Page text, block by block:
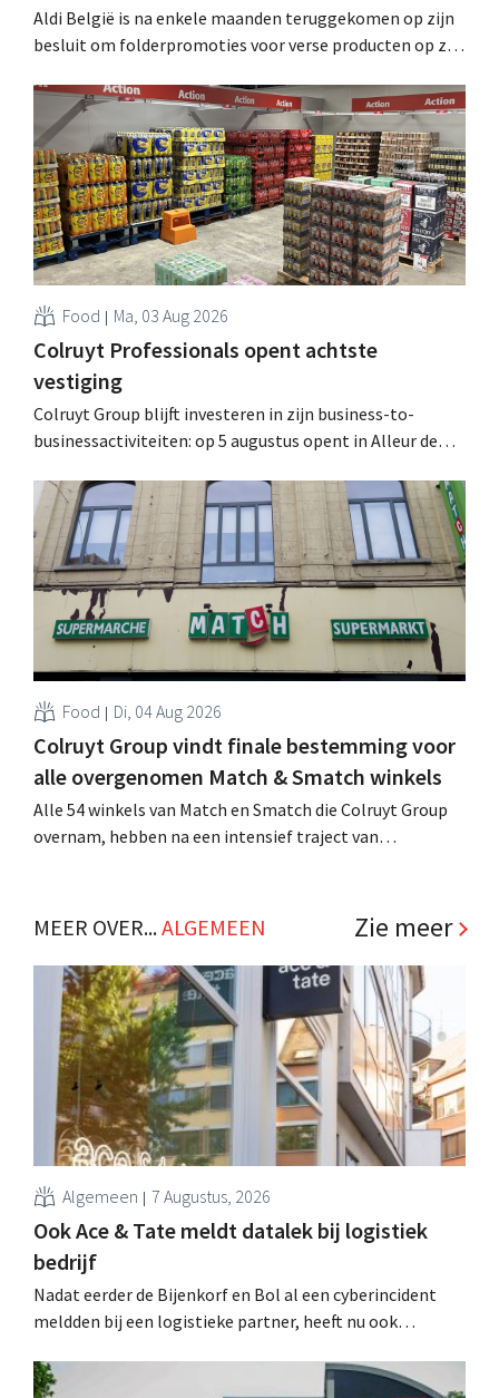
Aldi België is na enkele maanden teruggekomen op zijn
besluit om folderpromoties voor verse producten op zijn
werking treden: "Onze klanten willen goed
geïnformeerd worden." .
Food Ma, 03 Aug 2026
Colruyt Professionals opent achtste
vestiging
Colruyt Group blijft investeren in zijn business-to-
businessactiviteiten: op 5 augustus opent in Alleur de
winkelformule die zich uitsluitend richt op professionele
klanten. .
Food Di, 04 Aug 2026
Colruyt Group vindt finale bestemming voor
alle overgenomen Match & Smatch winkels
Alle 54 winkels van Match en Smatch die Colruyt Group
overnam, hebben na een intensief traject van
.MEER OVER...ALGEMEEN Zie meer
Algemeen 7 Augustus, 2026
Ook Ace & Tate meldt datalek bij logistiek
bedrijf
Nadat eerder de Bijenkorf en Bol al een cyberincident
meldden bij een logistieke partner, heeft nu ook
datalek. Financiële gegevens, gebruikersnamen en